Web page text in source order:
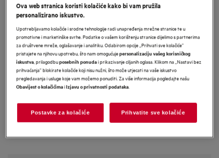
LFR73944SVE
AEG 7000 Series perilica rublja
kapaciteta 9 kg i 1400 okretaja
Informacijski list proizvoda
2023/988 navedeni su u poglavljima 1 i 2 korisničkog priručnika.
Za sigurno korištenje proizvoda pročitajte cijeli korisnički
priručnik.
Ova web stranica koristi kolačiće kako bi vam pružila
personalizirano iskustvo.
Upotrebljavamo kolačiće i srodne tehnologije radi unapređenja mrežne stranice te u
promotivne i marketinške svrhe. Podatke o vašem korištenju stranice dijelimo s partnerima
za društvene mreže, oglašavanje i analitiku. Odabirom opcije „Prihvati sve kolačiće”
pristajete na njihovu upotrebu, što nam omogućujepersonalizaciju vašeg korisničkog
iskustva, prilagodbuposebnih ponudai prikazivanje ciljanih oglasa. Klikom na „Nastavi bez
prihvaćanja” blokirate kolačiće koji nisu nužni, što može utjecati na vaše iskustvo
pregledavanja i usluge koje vam možemo ponuditi. Za više informacija pogledajte našu
Obavijest o kolačićimaiIzjavu o privatnosti podataka.
Postavke za kolačiće Prihvatite sve kolačiće